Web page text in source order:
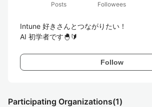
Posts
Followees
Intune 好きさんとつながりたい！
AI 初学者です🐣🔰
Follow
Participating Organizations(1)